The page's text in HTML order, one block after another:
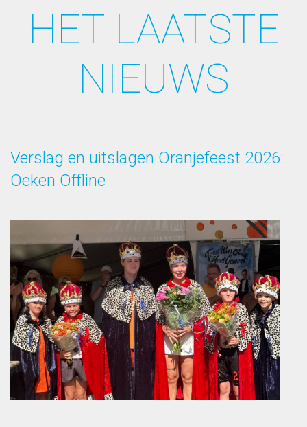
HET LAATSTE
NIEUWS
Verslag en uitslagen Oranjefeest 2026:
Oeken Offline